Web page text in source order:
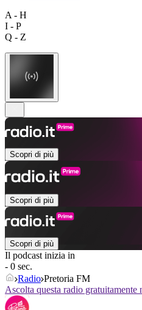
A - H
I - P
Q - Z
Scopri di più
Scopri di più
Scopri di più
Il podcast inizia in
- 0 sec.
Radio Pretoria FM
Ascolta questa radio gratuitamente